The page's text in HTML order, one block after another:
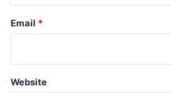
Email *
Website